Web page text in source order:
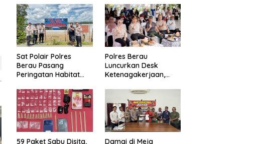
dari Dalam Lapas
Tarakan
Diburu Polisi
Sat Polair Polres
Berau Pasang
Peringatan Habitat
Polres Berau
Luncurkan Desk
Ketenagakerjaan,
Didorong Tuntas
Lewat Mediasi
59 Paket Sabu Disita,
Damai di Meja